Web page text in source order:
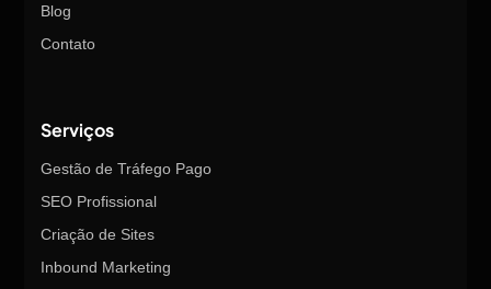
Blog
Contato
Serviços
Gestão de Tráfego Pago
SEO Profissional
Criação de Sites
Inbound Marketing